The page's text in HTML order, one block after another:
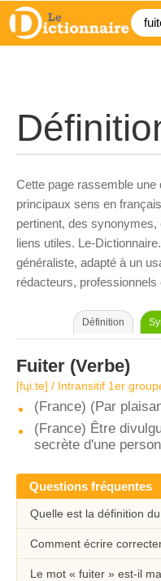
Cette page rassemble une
principaux sens en
pertinent, des synonymes,
liens utiles. Le-
généraliste, adapté à un
rédacteurs,
Définition
Fuiter (Verbe)
[fɥi.te] / Intransitif 1er
(France) (Par
(France) Être
secrète d'une
Questions fréquentes
Quelle est la définition
Comment écrire
Le mot « fuiter » est-il